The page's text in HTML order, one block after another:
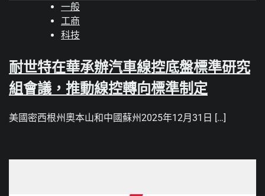
一般
工商
科技
耐世特在華承辦汽車線控底盤標準研究
組會議，推動線控轉向標準制定
美國密西根州奧本山和中國蘇州2025年12月31日 […]